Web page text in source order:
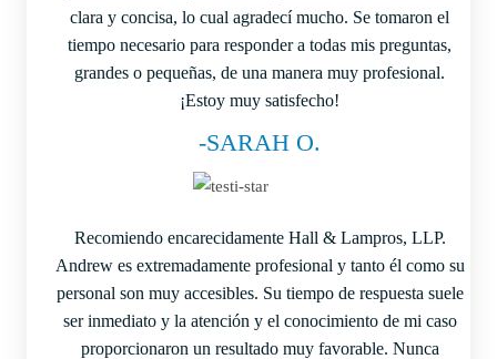
clara y concisa, lo cual agradecí mucho. Se tomaron el
tiempo necesario para responder a todas mis preguntas,
grandes o pequeñas, de una manera muy profesional.
¡Estoy muy satisfecho!
-SARAH O.
Recomiendo encarecidamente Hall & Lampros, LLP.
Andrew es extremadamente profesional y tanto él como su
personal son muy accesibles. Su tiempo de respuesta suele
ser inmediato y la atención y el conocimiento de mi caso
proporcionaron un resultado muy favorable. Nunca